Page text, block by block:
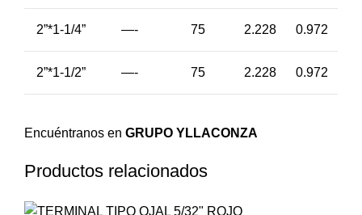
2”*1-1/4” —- 75 2.228 0.972
2”*1-1/2” —- 75 2.228 0.972
Encuéntranos en GRUPO YLLACONZA
Productos relacionados